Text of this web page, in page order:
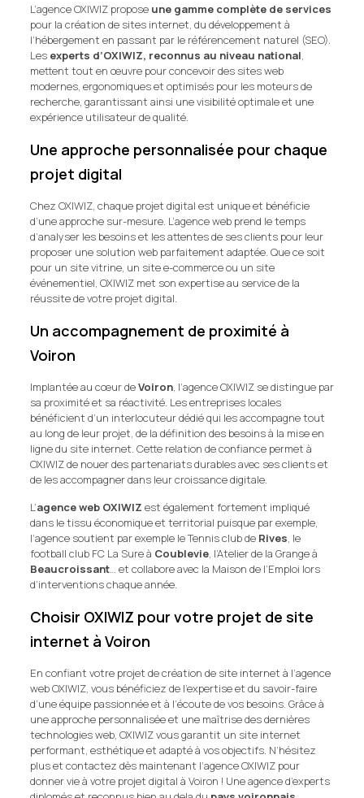
L’agence OXIWIZ propose une gamme complète de services
pour la création de sites internet, du développement à
l’hébergement en passant par le référencement naturel (SEO).
Les experts d’OXIWIZ, reconnus au niveau national,
mettent tout en œuvre pour concevoir des sites web
modernes, ergonomiques et optimisés pour les moteurs de
recherche, garantissant ainsi une visibilité optimale et une
expérience utilisateur de qualité.
Une approche personnalisée pour chaque
projet digital
Chez OXIWIZ, chaque projet digital est unique et bénéficie
d’une approche sur-mesure. L’agence web prend le temps
d’analyser les besoins et les attentes de ses clients pour leur
proposer une solution web parfaitement adaptée. Que ce soit
pour un site vitrine, un site e-commerce ou un site
événementiel, OXIWIZ met son expertise au service de la
réussite de votre projet digital.
Un accompagnement de proximité à
Voiron
Implantée au cœur deVoiron, l’agence OXIWIZ se distingue par
sa proximité et sa réactivité. Les entreprises locales
bénéficient d’un interlocuteur dédié qui les accompagne tout
au long de leur projet, de la définition des besoins à la mise en
ligne du site internet. Cette relation de confiance permet à
OXIWIZ de nouer des partenariats durables avec ses clients et
de les accompagner dans leur croissance digitale.
L’agence web OXIWIZ est également fortement impliqué
dans le tissu économique et territorial puisque par exemple,
l’agence soutient par exemple le Tennis club de Rives, le
football club FC La Sure à Coublevie, l’Atelier de la Grange à
Beaucroissant… et collabore avec la Maison de l’Emploi lors
d’interventions chaque année.
Choisir OXIWIZ pour votre projet de site
internet à Voiron
En confiant votre projet de création de site internet à l’agence
web OXIWIZ, vous bénéficiez de l’expertise et du savoir-faire
d’une équipe passionnée et à l’écoute de vos besoins. Grâce à
une approche personnalisée et une maîtrise des dernières
technologies web, OXIWIZ vous garantit un site internet
performant, esthétique et adapté à vos objectifs. N’hésitez
plus et contactez dès maintenant l’agence OXIWIZ pour
donner vie à votre projet digital à Voiron ! Une agence d’experts